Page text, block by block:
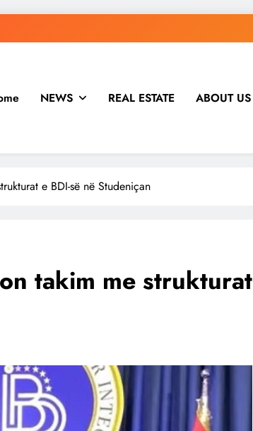
NEWS REAL ESTATE ABOUT US
e BDI-së në Studeniçan
takim me strukturat